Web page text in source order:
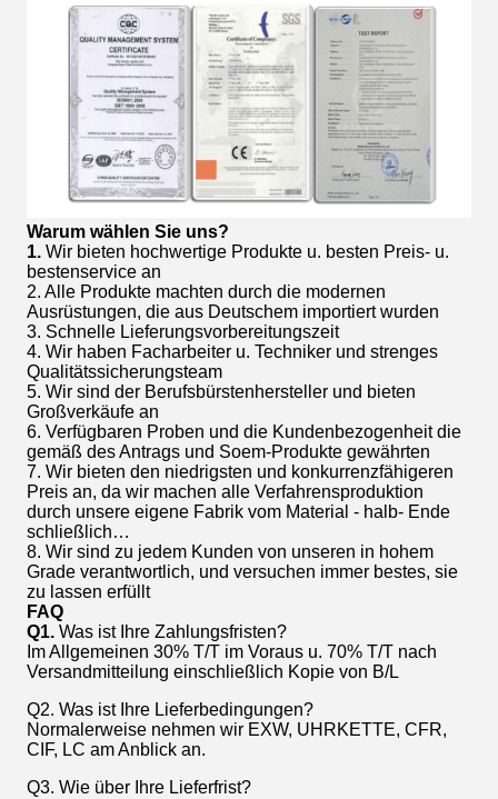
Warum wählen Sie uns?
1. Wir bieten hochwertige Produkte u. besten Preis- u.
bestenservice an
2. Alle Produkte machten durch die modernen
Ausrüstungen, die aus Deutschem importiert wurden
3. Schnelle Lieferungsvorbereitungszeit
4. Wir haben Facharbeiter u. Techniker und strenges
Qualitätssicherungsteam
5. Wir sind der Berufsbürstenhersteller und bieten
Großverkäufe an
6. Verfügbaren Proben und die Kundenbezogenheit die
gemäß des Antrags und Soem-Produkte gewährten
7. Wir bieten den niedrigsten und konkurrenzfähigeren
Preis an, da wir machen alle Verfahrensproduktion
durch unsere eigene Fabrik vom Material - halb- Ende
schließlich…
8. Wir sind zu jedem Kunden von unseren in hohem
Grade verantwortlich, und versuchen immer bestes, sie
zu lassen erfüllt
FAQ
Q1. Was ist Ihre Zahlungsfristen?
Im Allgemeinen 30% T/T im Voraus u. 70% T/T nach
Versandmitteilung einschließlich Kopie von B/L
Q2. Was ist Ihre Lieferbedingungen?
Normalerweise nehmen wir EXW, UHRKETTE, CFR,
CIF, LC am Anblick an.
Q3. Wie über Ihre Lieferfrist?